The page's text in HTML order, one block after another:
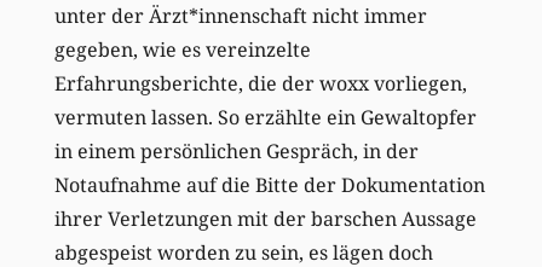
unter der Ärzt*innenschaft nicht immer
gegeben, wie es vereinzelte
Erfahrungsberichte, die der woxx vorliegen,
vermuten lassen. So erzählte ein Gewaltopfer
in einem persönlichen Gespräch, in der
Notaufnahme auf die Bitte der Dokumentation
ihrer Verletzungen mit der barschen Aussage
abgespeist worden zu sein, es lägen doch